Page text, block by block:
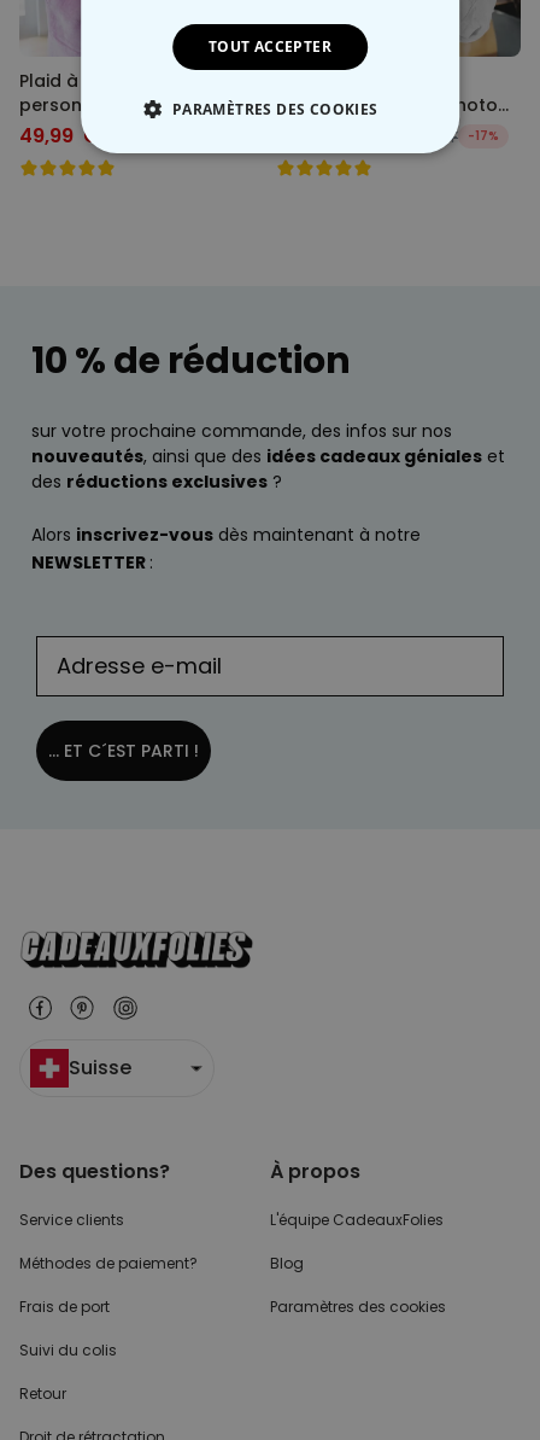
Plaid à capuche
personnalisé avec
Monogramme de Noël
49,99 CHF
personnalisé avec photo
59,99 CHF -17%
10 % de réduction
sur votre prochaine commande, des infos sur nos
nouveautés, ainsi que des idées cadeaux géniales et
des réductions exclusives ?
Alors inscrivez-vous dès maintenant à notre
NEWSLETTER :
... ET C´EST PARTI !
Suisse
Des questions?
Service clients
Méthodes de paiement?
Frais de port
Suivi du colis
Retour
À propos
L'équipe CadeauxFolies
Blog
Paramètres des cookies
TOUT ACCEPTER
PARAMÈTRES DES COOKIES
STRICTEMENT NÉCESSAIRE